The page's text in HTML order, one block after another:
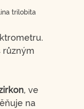
trilobita
různým
, ve
na